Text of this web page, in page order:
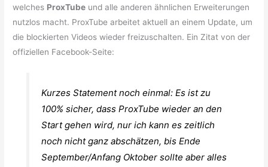
welches ProxTube und alle anderen ähnlichen Erweiterungen
nutzlos macht. ProxTube arbeitet aktuell an einem Update, um
die blockierten Videos wieder freizuschalten. Ein Zitat von der
offiziellen Facebook-Seite:
Kurzes Statement noch einmal: Es ist zu
100% sicher, dass ProxTube wieder an den
Start gehen wird, nur ich kann es zeitlich
noch nicht ganz abschätzen, bis Ende
September/Anfang Oktober sollte aber alles